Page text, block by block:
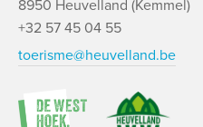
8950 Heuvelland (Kemmel)
+32 57 45 04 55
toerisme@heuvelland.be